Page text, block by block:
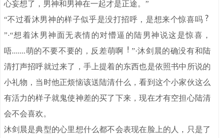
心妄想了，男神和男神在一起才是正途。”
“不过看沐男神的样子似乎是没打招呼，是想来个惊喜吗
”·“想着沐男神面无表情的对懵逼的陆男神说这是惊喜，
唔.......萌的不要不要的，反差萌啊
”·沐剑晨的确没有和陆
清打声招呼就过来了，手上提着的东西也是依照书中所说的
小礼物，当时他正烦恼该送陆清什么，看到这个小家伙这么
有活力的样子就鬼使神差的买了下来，现在才有空担心陆清
会不会喜欢。
沐剑晨是典型的心里想什么都不会表现在脸上的人，只是了